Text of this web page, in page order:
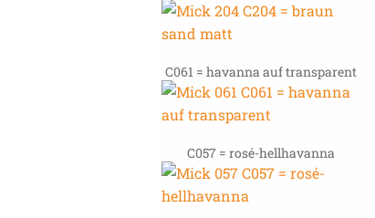
C061 = havanna auf transparent
C057 = rosé-hellhavanna